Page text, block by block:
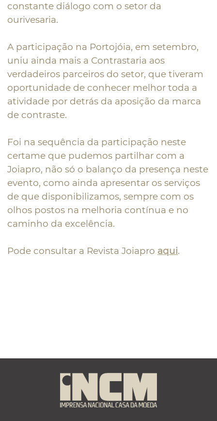
constante diálogo com o setor da
ourivesaria.
A participação na Portojóia, em setembro,
uniu ainda mais a Contrastaria aos
verdadeiros parceiros do setor, que tiveram
oportunidade de conhecer melhor toda a
atividade por detrás da aposição da marca
de contraste.
Foi na sequência da participação neste
certame que pudemos partilhar com a
Joiapro, não só o balanço da presença neste
evento, como ainda apresentar os serviços
de que disponibilizamos, sempre com os
olhos postos na melhoria contínua e no
caminho da excelência.
Pode consultar a Revista Joiapro aqui.